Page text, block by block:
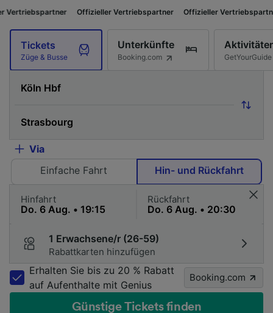
Offizieller Vertriebspartner Offizieller Vertriebspartner Offizieller
Tickets
Züge & Busse
Unterkünfte
Booking.com GetYourGuide
Via
Einfache Fahrt
Hin- und Rückfahrt
Hinfahrt Rückfahrt
1 Erwachsene/r (26-59)
Rabattkarten hinzufügen
Erhalten Sie bis zu 20 % Rabatt
auf Aufenthalte mit Genius
Booking.com
Günstige Tickets finden